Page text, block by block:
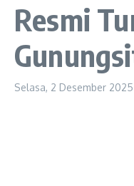
Resmi
Selasa, 2 Desember 2025